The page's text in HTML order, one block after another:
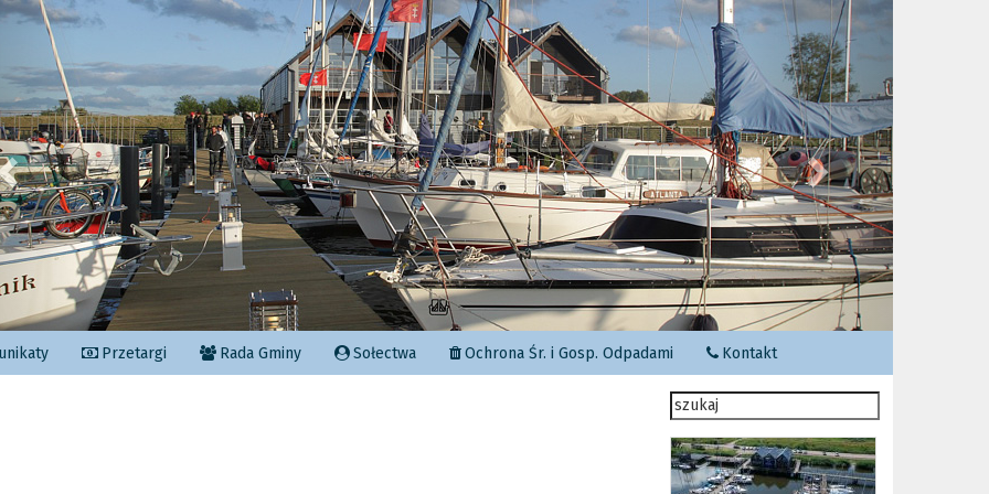
Poprzedni Następny
Przetargi Rada Gminy Sołectwa Ochrona Śr. i Gosp. Odpadami Kontakt